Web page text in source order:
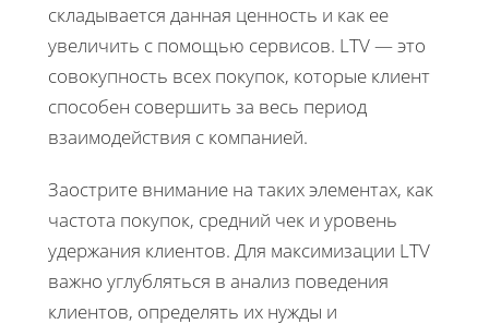
складывается данная ценность и как ее
увеличить с помощью сервисов. LTV — это
совокупность всех покупок, которые клиент
способен совершить за весь период
взаимодействия с компанией.
Заострите внимание на таких элементах, как
частота покупок, средний чек и уровень
удержания клиентов. Для максимизации LTV
важно углубляться в анализ поведения
клиентов, определять их нужды и